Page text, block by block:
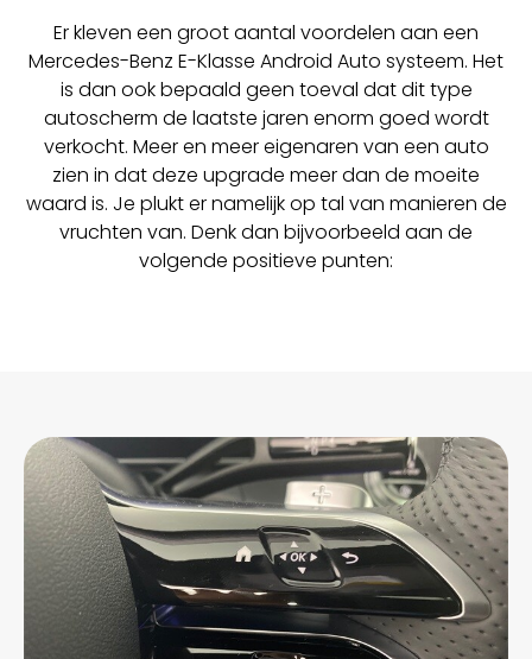
Er kleven een groot aantal voordelen aan een
Mercedes-Benz E-Klasse Android Auto systeem. Het
is dan ook bepaald geen toeval dat dit type
autoscherm de laatste jaren enorm goed wordt
verkocht. Meer en meer eigenaren van een auto
zien in dat deze upgrade meer dan de moeite
waard is. Je plukt er namelijk op tal van manieren de
vruchten van. Denk dan bijvoorbeeld aan de
volgende positieve punten: